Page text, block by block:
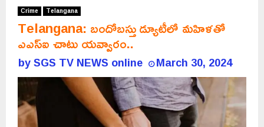
Crime Telangana
Telangana: బందోబస్తు డ్యూటీలో మహిళతో
ఎఎస్ఐ చాటు యవ్వారం..
bySGS TV NEWS online March 30, 2024